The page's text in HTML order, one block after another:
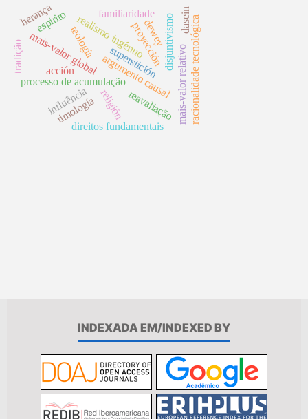
argumento causal
superstición
proyección
processo de acumulação
mais-valor global mais-valor relativo
disjuntivismo
religión
realismo ingênuo racionalidade tecnológica
dewey
teología
direitos fundamentais
espirito
influência
familiaridade dasein
herança
reavaliação
tradição
timología
acción
INDEXADA EM/INDEXED BY